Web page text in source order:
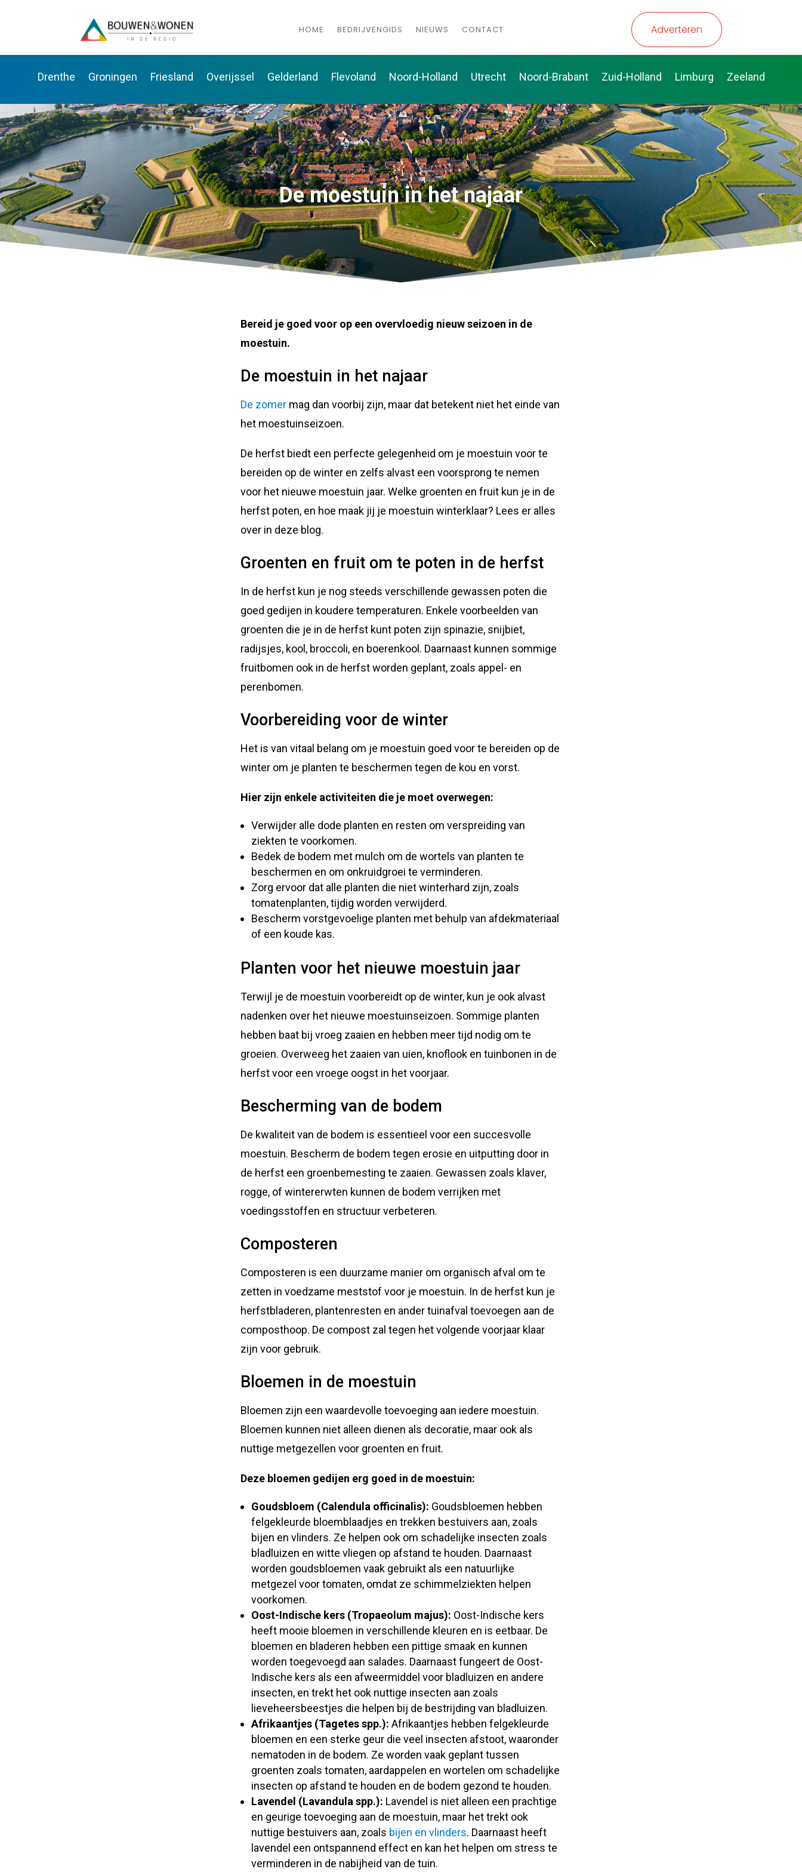
HOME BEDRIJVENGIDS NIEUWS CONTACT Adverteren
Drenthe Groningen Friesland Overijssel Gelderland Flevoland Noord-Holland Utrecht Noord-Brabant Zuid-Holland Limburg Zeeland
De moestuin in het najaar
Bereid je goed voor op een overvloedig nieuw seizoen in de
moestuin.
De moestuin in het najaar
De zomer mag dan voorbij zijn, maar dat betekent niet het einde van
het moestuinseizoen.
De herfst biedt een perfecte gelegenheid om je moestuin voor te
bereiden op de winter en zelfs alvast een voorsprong te nemen
voor het nieuwe moestuin jaar. Welke groenten en fruit kun je in de
herfst poten, en hoe maak jij je moestuin winterklaar? Lees er alles
over in deze blog.
Groenten en fruit om te poten in de herfst
In de herfst kun je nog steeds verschillende gewassen poten die
goed gedijen in koudere temperaturen. Enkele voorbeelden van
groenten die je in de herfst kunt poten zijn spinazie, snijbiet,
radijsjes, kool, broccoli, en boerenkool. Daarnaast kunnen sommige
fruitbomen ook in de herfst worden geplant, zoals appel- en
perenbomen.
Voorbereiding voor de winter
Het is van vitaal belang om je moestuin goed voor te bereiden op de
winter om je planten te beschermen tegen de kou en vorst.
Hier zijn enkele activiteiten die je moet overwegen:
Verwijder alle dode planten en resten om verspreiding van
ziekten te voorkomen.
Bedek de bodem met mulch om de wortels van planten te
beschermen en om onkruidgroei te verminderen.
Zorg ervoor dat alle planten die niet winterhard zijn, zoals
tomatenplanten, tijdig worden verwijderd.
Bescherm vorstgevoelige planten met behulp van afdekmateriaal
of een koude kas.
Planten voor het nieuwe moestuin jaar
Terwijl je de moestuin voorbereidt op de winter, kun je ook alvast
nadenken over het nieuwe moestuinseizoen. Sommige planten
hebben baat bij vroeg zaaien en hebben meer tijd nodig om te
groeien. Overweeg het zaaien van uien, knoflook en tuinbonen in de
herfst voor een vroege oogst in het voorjaar.
Bescherming van de bodem
De kwaliteit van de bodem is essentieel voor een succesvolle
moestuin. Bescherm de bodem tegen erosie en uitputting door in
de herfst een groenbemesting te zaaien. Gewassen zoals klaver,
rogge, of wintererwten kunnen de bodem verrijken met
voedingsstoffen en structuur verbeteren.
Composteren
Composteren is een duurzame manier om organisch afval om te
zetten in voedzame meststof voor je moestuin. In de herfst kun je
herfstbladeren, plantenresten en ander tuinafval toevoegen aan de
composthoop. De compost zal tegen het volgende voorjaar klaar
zijn voor gebruik.
Bloemen in de moestuin
Bloemen zijn een waardevolle toevoeging aan iedere moestuin.
Bloemen kunnen niet alleen dienen als decoratie, maar ook als
nuttige metgezellen voor groenten en fruit.
Deze bloemen gedijen erg goed in de moestuin:
Goudsbloem (Calendula officinalis): Goudsbloemen hebben
felgekleurde bloemblaadjes en trekken bestuivers aan, zoals
bijen en vlinders. Ze helpen ook om schadelijke insecten zoals
bladluizen en witte vliegen op afstand te houden. Daarnaast
worden goudsbloemen vaak gebruikt als een natuurlijke
metgezel voor tomaten, omdat ze schimmelziekten helpen
voorkomen.
Oost-Indische kers (Tropaeolum majus): Oost-Indische kers
heeft mooie bloemen in verschillende kleuren en is eetbaar. De
bloemen en bladeren hebben een pittige smaak en kunnen
worden toegevoegd aan salades. Daarnaast fungeert de Oost-
Indische kers als een afweermiddel voor bladluizen en andere
insecten, en trekt het ook nuttige insecten aan zoals
lieveheersbeestjes die helpen bij de bestrijding van bladluizen.
Afrikaantjes (Tagetes spp.): Afrikaantjes hebben felgekleurde
bloemen en een sterke geur die veel insecten afstoot, waaronder
nematoden in de bodem. Ze worden vaak geplant tussen
groenten zoals tomaten, aardappelen en wortelen om schadelijke
insecten op afstand te houden en de bodem gezond te houden.
Lavendel (Lavandula spp.): Lavendel is niet alleen een prachtige
en geurige toevoeging aan de moestuin, maar het trekt ook
nuttige bestuivers aan, zoals bijen en vlinders. Daarnaast heeft
lavendel een ontspannend effect en kan het helpen om stress te
verminderen in de nabijheid van de tuin.